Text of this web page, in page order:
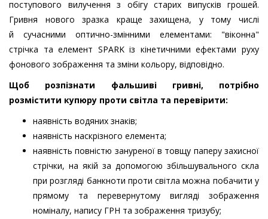
поступового вилучення з обігу старих випусків грошей.
Гривня нового зразка краще захищена, у тому числі
й сучасними оптично-змінними елементами: "віконна"
стрічка та елемент SPARK із кінетичними ефектами руху
фонового зображення та зміни кольору, відповідно.
Щоб розпізнати фальшиві гривні, потрібно
розмістити купюру проти світла та перевірити:
наявність водяних знаків;
наявність наскрізного елемента;
наявність повністю зануреної в товщу паперу захисної
стрічки, на якій за допомогою збільшувального скла
при розгляді банкноти проти світла можна побачити у
прямому та перевернутому вигляді зображення
номіналу, напису ГРН та зображення тризубу;